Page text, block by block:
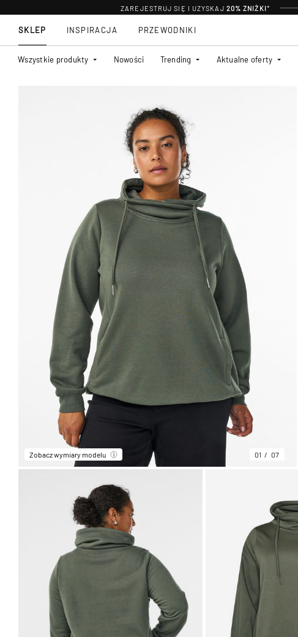
ZAREJESTRUJ SIĘ I UZYSKAJ 20% ZNIŻKI*
SKLEP
Wszystkie produkty Nowości Trending Aktualne oferty
INSPIRACJA PRZEWODNIKI
Zobacz wymiary modelu 01 07